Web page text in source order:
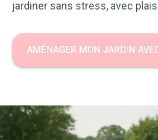
jardiner sans stress, avec
AMÉNAGER MON JARDIN